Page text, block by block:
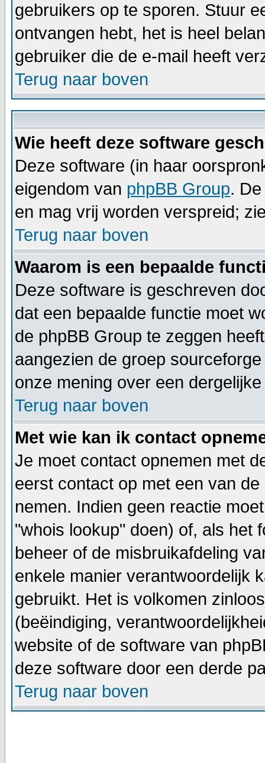
gebruikers op te sporen. Stuur
ontvangen hebt, het is heel
gebruiker die de e-mail heeft
Terug naar boven
Wie heeft deze software
Deze software (in haar
eigendom van phpBB Group.
en mag vrij worden verspreid;
Terug naar boven
Waarom is een bepaalde
Deze software is geschreven
dat een bepaalde functie moet
de phpBB Group te zeggen
aangezien de groep
onze mening over een
Terug naar boven
Met wie kan ik contact
Je moet contact opnemen met
eerst contact op met een van
nemen. Indien geen reactie
"whois lookup" doen) of, als het
beheer of de misbruikafdeling
enkele manier verantwoordelijk
gebruikt. Het is volkomen
(beëindiging,
website of de software van
deze software door een derde
Terug naar boven